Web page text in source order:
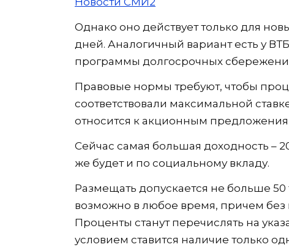
Однако оно действует только для
дней. Аналогичный вариант есть у
программы долгосрочных
Правовые нормы требуют, чтобы
соответствовали максимальной
относится к акционным
Сейчас самая большая доходность –
же будет и по социальному вкладу.
Размещать допускается не больше
возможно в любое время, причем без
Проценты станут перечислять на
условием ставится наличие только